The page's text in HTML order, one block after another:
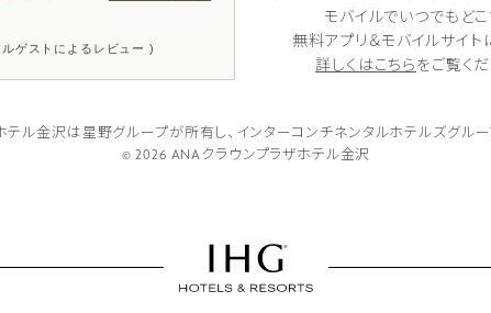
ゲストによるレビュー )
モバイルでいつでもどこ
無料アプリ＆モバイルサイト
詳しくはこちら をご覧くだ
テル金沢は 星野グループが所有し、 インターコンチネンタルホテルズグル
© 2026 ANAクラウンプラザホテル金沢